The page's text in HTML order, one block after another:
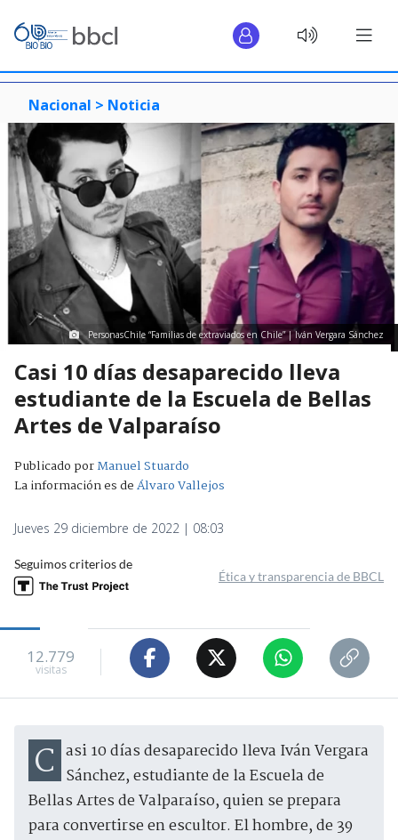
Nacional > Noticia
PersonasChile “Familias de extraviados en Chile” | Iván Vergara Sánchez
Casi 10 días desaparecido lleva
estudiante de la Escuela de Bellas
Artes de Valparaíso
Publicado porManuel Stuardo
La información es deÁlvaro Vallejos
Jueves 29 diciembre de 2022 | 08:03
Seguimos criterios de
Ética y transparencia de BBCL
12.779
visitas
Casi 10 días desaparecido lleva Iván Vergara Sánchez, estudiante de la Escuela de
Bellas Artes de Valparaíso, quien se prepara
para convertirse en escultor. El hombre, de 39